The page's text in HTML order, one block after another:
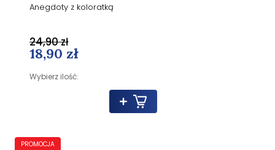
Anegdoty z koloratką
18,90 zł
Wybierz ilość:
24,90 zł
PROMOCJA